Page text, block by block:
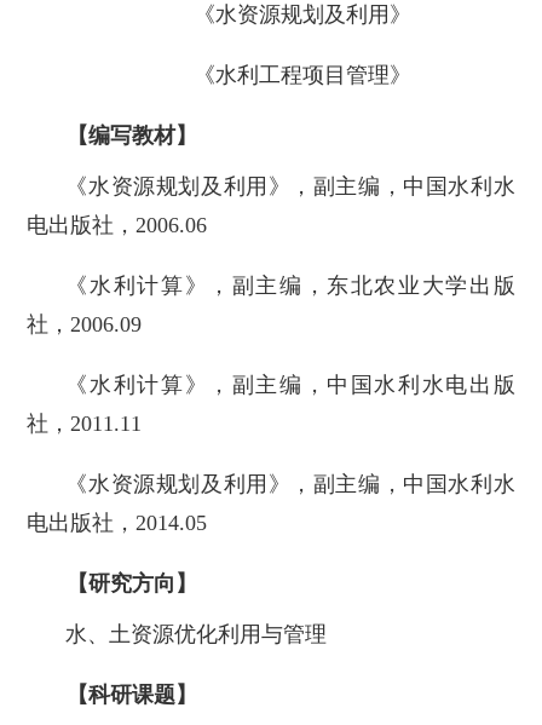
《水资源规划及利用》
《水利工程项目管理》
【编写教材】
《水资源规划及利用》，副主编，中国水利水
电出版社，2006.06
《水利计算》，副主编，东北农业大学出版
社，2006.09
《水利计算》，副主编，中国水利水电出版
社，2011.11
《水资源规划及利用》，副主编，中国水利水
电出版社，2014.05
【研究方向】
水、土资源优化利用与管理
【科研课题】